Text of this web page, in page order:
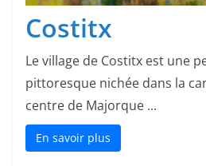
Costitx
Le village de Costitx est une
pittoresque nichée dans la
centre de Majorque ...
En savoir plus